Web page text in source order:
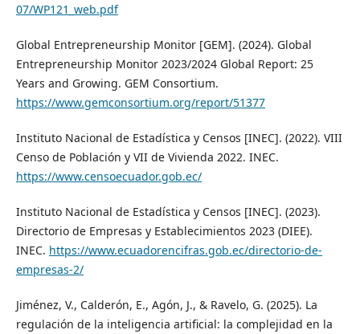
07/WP121_web.pdf
Global Entrepreneurship Monitor [GEM]. (2024). Global
Entrepreneurship Monitor 2023/2024 Global Report: 25
Years and Growing. GEM Consortium.
https://www.gemconsortium.org/report/51377
Instituto Nacional de Estadística y Censos [INEC]. (2022). VIII
Censo de Población y VII de Vivienda 2022. INEC.
https://www.censoecuador.gob.ec/
Instituto Nacional de Estadística y Censos [INEC]. (2023).
Directorio de Empresas y Establecimientos 2023 (DIEE).
INEC. https://www.ecuadorencifras.gob.ec/directorio-de-
empresas-2/
Jiménez, V., Calderón, E., Agón, J., & Ravelo, G. (2025). La
regulación de la inteligencia artificial: la complejidad en la